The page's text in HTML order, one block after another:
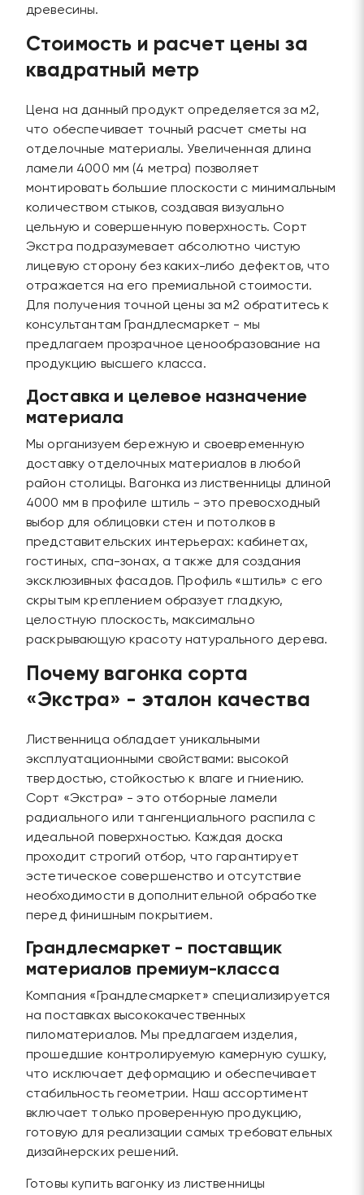
древесины.
Стоимость и расчет цены за
квадратный метр
Цена на данный продукт определяется за м2,
что обеспечивает точный расчет сметы на
отделочные материалы. Увеличенная длина
ламели 4000 мм (4 метра) позволяет
монтировать большие плоскости с минимальным
количеством стыков, создавая визуально
цельную и совершенную поверхность. Сорт
Экстра подразумевает абсолютно чистую
лицевую сторону без каких-либо дефектов, что
отражается на его премиальной стоимости.
Для получения точной цены за м2 обратитесь к
консультантам Грандлесмаркет - мы
предлагаем прозрачное ценообразование на
продукцию высшего класса.
Доставка и целевое назначение
материала
Мы организуем бережную и своевременную
доставку отделочных материалов в любой
район столицы. Вагонка из лиственницы длиной
4000 мм в профиле штиль - это превосходный
выбор для облицовки стен и потолков в
представительских интерьерах: кабинетах,
гостиных, спа-зонах, а также для создания
эксклюзивных фасадов. Профиль «штиль» с его
скрытым креплением образует гладкую,
целостную плоскость, максимально
раскрывающую красоту натурального дерева.
Почему вагонка сорта
«Экстра» - эталон качества
Лиственница обладает уникальными
эксплуатационными свойствами: высокой
твердостью, стойкостью к влаге и гниению.
Сорт «Экстра» - это отборные ламели
радиального или тангенциального распила с
идеальной поверхностью. Каждая доска
проходит строгий отбор, что гарантирует
эстетическое совершенство и отсутствие
необходимости в дополнительной обработке
перед финишным покрытием.
Грандлесмаркет - поставщик
материалов премиум-класса
Компания «Грандлесмаркет» специализируется
на поставках высококачественных
пиломатериалов. Мы предлагаем изделия,
прошедшие контролируемую камерную сушку,
что исключает деформацию и обеспечивает
стабильность геометрии. Наш ассортимент
включает только проверенную продукцию,
готовую для реализации самых требовательных
дизайнерских решений.
Готовы купить вагонку из лиственницы